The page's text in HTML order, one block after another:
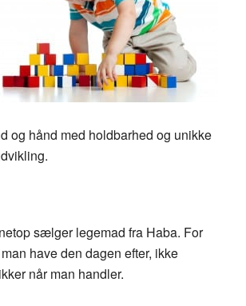
og hånd med holdbarhed og unikke
sælger legemad fra Haba. For
have den dagen efter, ikke
når man handler.